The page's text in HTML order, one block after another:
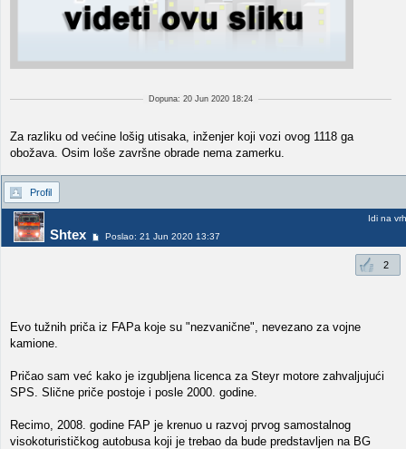
Dopuna: 20 Jun 2020 18:24
Za razliku od većine lošig utisaka, inženjer koji vozi ovog 1118 ga
obožava. Osim loše završne obrade nema zamerku.
Profil
Shtex Poslao: 21 Jun 2020 13:37
Idi na vrh
2
Evo tužnih priča iz FAPa koje su "nezvanične", nevezano za vojne
kamione.
Pričao sam već kako je izgubljena licenca za Steyr motore zahvaljujući
SPS. Slične priče postoje i posle 2000. godine.
Recimo, 2008. godine FAP je krenuo u razvoj prvog samostalnog
visokoturističkog autobusa koji je trebao da bude predstavljen na BG